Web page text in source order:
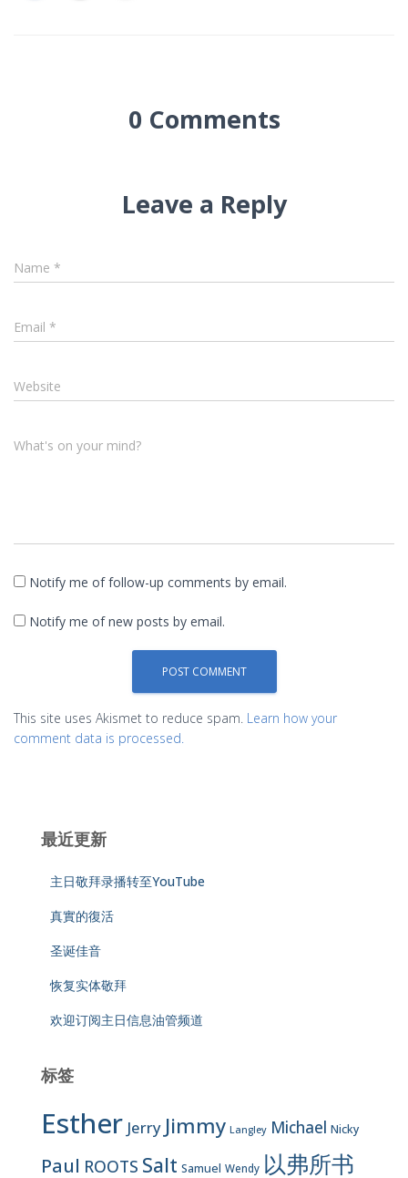
0 Comments
Leave a Reply
Name *
Email *
Website
What's on your mind?
Notify me of follow-up comments by email.
Notify me of new posts by email.
This site uses Akismet to reduce spam. Learn how your
comment data is processed.
最近更新
主日敬拜录播转至YouTube
真實的復活
圣诞佳音
恢复实体敬拜
欢迎订阅主日信息油管频道
标签
Esther Jerry Jimmy Langley Michael Nicky
Paul ROOTS Salt Samuel Wendy 以弗所书